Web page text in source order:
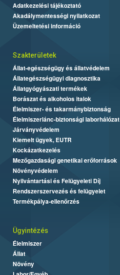
Adatkezelési tájékoztató
Akadálymentességi nyilatkozat
Üzemeltetési információ
Szakterületek
Állat-egészségügy és állatvédelem
Állategészségügyi diagnosztika
Állatgyógyászati termékek
Borászat és alkoholos italok
Élelmiszer- és takarmánybiztonság
Élelmiszerlánc-biztonsági laborhálózat
Járványvédelem
Kiemelt ügyek, EUTR
Kockázatkezelés
Mezőgazdasági genetikai erőforrások
Növényvédelem
Nyilvántartási és Felügyeleti Díj
Rendszerszervezés és felügyelet
Termékpálya-ellenőrzés
Ügyintézés
Élelmiszer
Állat
Növény